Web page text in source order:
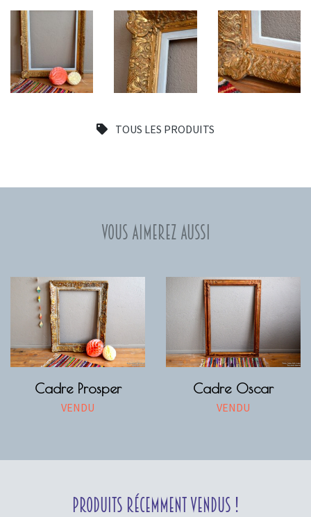
TOUS LES PRODUITS
Vous aimerez aussi
Cadre Prosper
VENDU
Cadre Oscar
VENDU
Produits récemment vendus !